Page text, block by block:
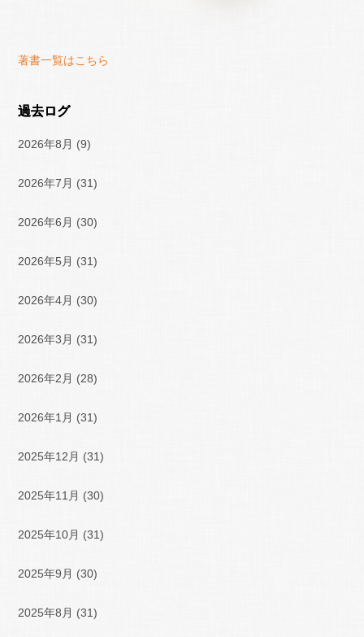
著書一覧はこちら
過去ログ
2026年8月 (9)
2026年7月 (31)
2026年6月 (30)
2026年5月 (31)
2026年4月 (30)
2026年3月 (31)
2026年2月 (28)
2026年1月 (31)
2025年12月 (31)
2025年11月 (30)
2025年10月 (31)
2025年9月 (30)
2025年8月 (31)